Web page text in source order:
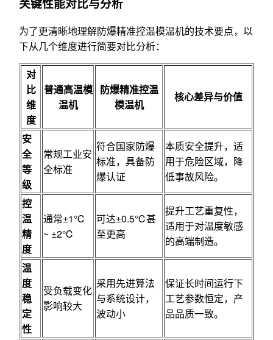
为了更清晰地理解防爆精准控温模温机的技术要点，以
下从几个维度进行简要对比分析：
对
比
维
度
普通高温模
温机
防爆精准控温
模温机
核心差异与价值
安
全
等
级
常规工业安
全标准
符合国家防爆
标准，具备防
爆认证
本质安全提升，适
用于危险区域，降
低事故风险。
控
温
精
度
通常±1℃
~ ±2℃
可达±0.5℃甚
至更高
提升工艺重复性，
适用于对温度敏感
的高端制造。
温
度
稳
定
性
受负载变化
影响较大
采用先进算法
与系统设计，
波动小
保证长时间运行下
工艺参数恒定，产
品品质一致。